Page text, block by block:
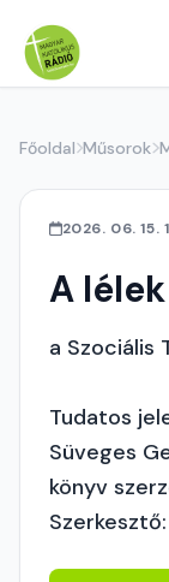
Főoldal Műsorok
2026. 06. 15.
A
a Szociális
Tudatos
Süveges
könyv